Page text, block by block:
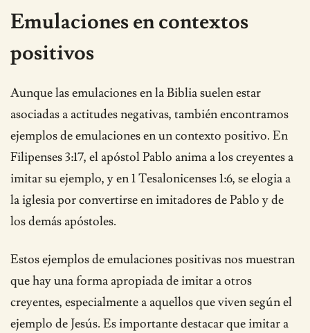
Emulaciones en contextos
positivos
Aunque las emulaciones en la Biblia suelen estar
asociadas a actitudes negativas, también encontramos
ejemplos de emulaciones en un contexto positivo. En
Filipenses 3:17, el apóstol Pablo anima a los creyentes a
imitar su ejemplo, y en 1 Tesalonicenses 1:6, se elogia a
la iglesia por convertirse en imitadores de Pablo y de
los demás apóstoles.
Estos ejemplos de emulaciones positivas nos muestran
que hay una forma apropiada de imitar a otros
creyentes, especialmente a aquellos que viven según el
ejemplo de Jesús. Es importante destacar que imitar a